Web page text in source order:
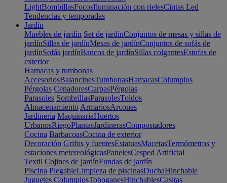
LightBombillasFocosIluminación con rielesCintas Led
Tendencias y temporadas
Jardín
Muebles de jardín Set de jardínConjuntos de mesas y sillas de
jardínSillas de jardínMesas de jardínConjuntos de sofás de
jardínSofás jardínBancos de jardínSillas colgantesEstufas de
exterior
Hamacas y tumbonas
AccesoriosBalancinesTumbonasHamacasColumpios
Pérgolas CenadoresCarpasPérgolas
Parasoles SombrillasParasolesToldos
Almacenamiento ArmariosArcones
Jardinería MaquinariaHuertos
UrbanosRiegoPlantasJardinerasCompostadores
Cocina BarbacoasCocina de exterior
Decoración Grifos y fuentesEstatuasMacetasTermómetros y
estaciones metereológicasPanelesCesped Artificial
Textil Cojines de jardínFundas de jardín
Piscina PlegableLimpieza de piscinasDuchaHinchable
Juguetes ColumpiosToboganesHinchablesCasitas